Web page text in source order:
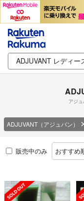
アジ
ADJUVANT（アジュバン）
販売中のみ おすすめ